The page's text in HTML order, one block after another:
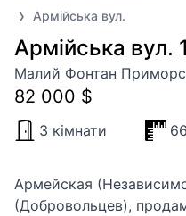
Армійська вул.
Армійська вул.
Малий Фонтан
82 000 $
3 кімнати
Армейская
(Добровольцев),